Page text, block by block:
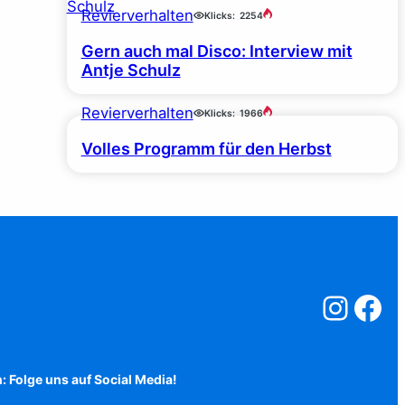
Revierverhalten Klicks: 2254
Gern auch mal Disco: Interview mit
Antje Schulz
Revierverhalten Klicks: 1966
Volles Programm für den Herbst
Salzstreuner
Folge uns auf Social Media!